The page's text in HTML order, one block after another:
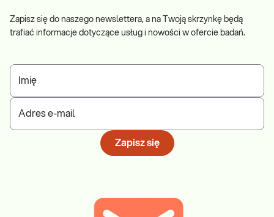
Zapisz się do naszego newslettera, a na Twoją skrzynkę będą
trafiać informacje dotyczące usług i nowości w ofercie badań.
Imię
Adres e-mail
Zapisz się